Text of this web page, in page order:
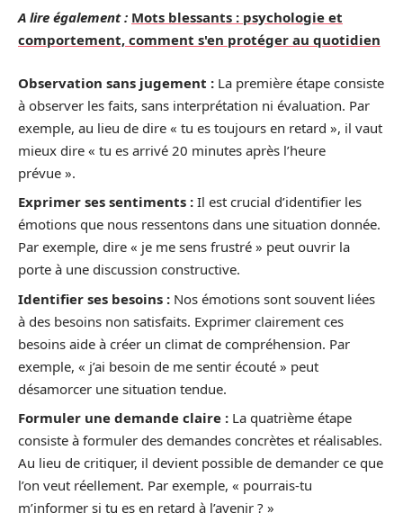
A lire également : Mots blessants : psychologie et
comportement, comment s'en protéger au quotidien
Observation sans jugement : La première étape consiste
à observer les faits, sans interprétation ni évaluation. Par
exemple, au lieu de dire « tu es toujours en retard », il vaut
mieux dire « tu es arrivé 20 minutes après l’heure
prévue ».
Exprimer ses sentiments : Il est crucial d’identifier les
émotions que nous ressentons dans une situation donnée.
Par exemple, dire « je me sens frustré » peut ouvrir la
porte à une discussion constructive.
Identifier ses besoins : Nos émotions sont souvent liées
à des besoins non satisfaits. Exprimer clairement ces
besoins aide à créer un climat de compréhension. Par
exemple, « j’ai besoin de me sentir écouté » peut
désamorcer une situation tendue.
Formuler une demande claire : La quatrième étape
consiste à formuler des demandes concrètes et réalisables.
Au lieu de critiquer, il devient possible de demander ce que
l’on veut réellement. Par exemple, « pourrais-tu
m’informer si tu es en retard à l’avenir ? »